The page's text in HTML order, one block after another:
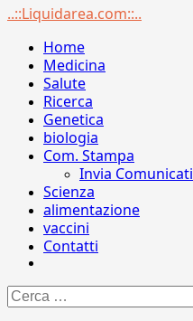
Menu
..::Liquidarea.com::..
Home
Medicina
Salute
Ricerca
Genetica
biologia
Com. Stampa
Invia Comunicati
Scienza
alimentazione
vaccini
Contatti
Ricerca
per: